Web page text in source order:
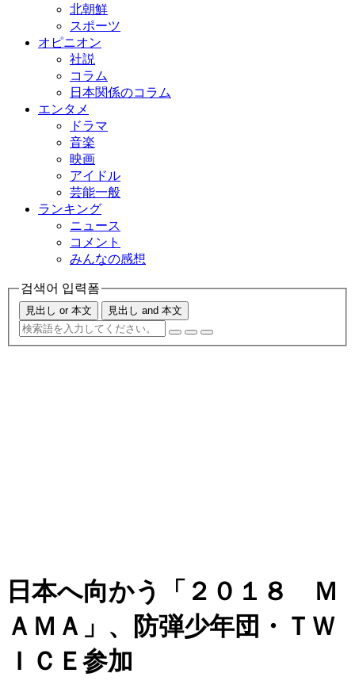
北朝鮮
スポーツ
オピニオン
社説
コラム
日本関係のコラム
エンタメ
ドラマ
音楽
映画
アイドル
芸能一般
ランキング
ニュース
コメント
みんなの感想
검색어 입력폼
見出し or 本文 見出し and 本文
日本へ向かう「２０１８ Ｍ
ＡＭＡ」、防弾少年団・ＴＷ
ＩＣＥ参加